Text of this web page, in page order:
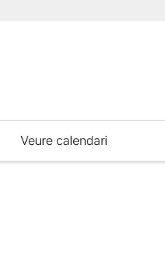
Veure calendari